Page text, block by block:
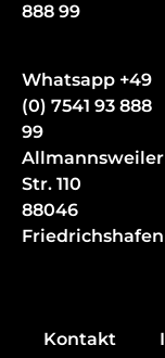
888 99
Whatsapp +49
(0) 7541 93 888
99
Allmannsweiler
Str. 110
88046
Friedrichshafen
Kontakt